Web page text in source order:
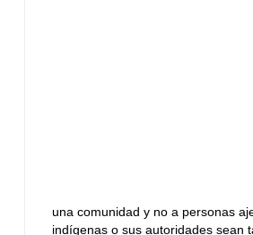
una comunidad y no a personas
indígenas o sus autoridades sean